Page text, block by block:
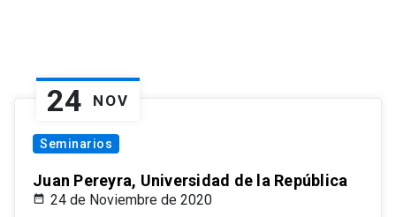
24 NOV
Seminarios
Juan Pereyra, Universidad de la República
24 de Noviembre de 2020